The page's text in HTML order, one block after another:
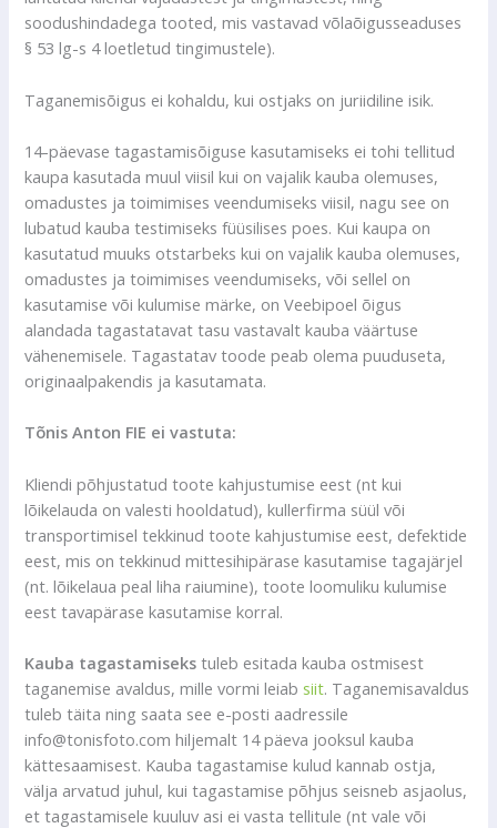
soodushindadega tooted, mis vastavad võlaõigusseaduses
§ 53 lg-s 4 loetletud tingimustele).
Taganemisõigus ei kohaldu, kui ostjaks on juriidiline isik.
14-päevase tagastamisõiguse kasutamiseks ei tohi tellitud
kaupa kasutada muul viisil kui on vajalik kauba olemuses,
omadustes ja toimimises veendumiseks viisil, nagu see on
lubatud kauba testimiseks füüsilises poes. Kui kaupa on
kasutatud muuks otstarbeks kui on vajalik kauba olemuses,
omadustes ja toimimises veendumiseks, või sellel on
kasutamise või kulumise märke, on Veebipoel õigus
alandada tagastatavat tasu vastavalt kauba väärtuse
vähenemisele. Tagastatav toode peab olema puuduseta,
originaalpakendis ja kasutamata.
Tõnis Anton FIE ei vastuta:
Kliendi põhjustatud toote kahjustumise eest (nt kui
lõikelauda on valesti hooldatud), kullerfirma süül või
transportimisel tekkinud toote kahjustumise eest, defektide
eest, mis on tekkinud mittesihipärase kasutamise tagajärjel
(nt. lõikelaua peal liha raiumine), toote loomuliku kulumise
eest tavapärase kasutamise korral.
Kauba tagastamiseks tuleb esitada kauba ostmisest
taganemise avaldus, mille vormi leiab siit. Taganemisavaldus
tuleb täita ning saata see e-posti aadressile
info@tonisfoto.com hiljemalt 14 päeva jooksul kauba
kättesaamisest. Kauba tagastamise kulud kannab ostja,
välja arvatud juhul, kui tagastamise põhjus seisneb asjaolus,
et tagastamisele kuuluv asi ei vasta tellitule (nt vale või